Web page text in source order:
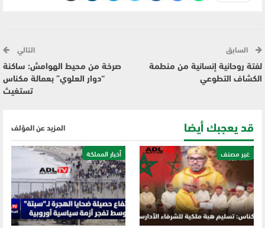
السابق
لفتة روحانية إنسانية من منطمة
الكشاف التطوعي
التالي
صرخة من محيط الهوامش: ساكنة
“دوار العلوي” بعمالة مكناس
تستغيث
قد يعجبك أيضا المزيد عن المؤلف
غير مصنف أخبار المملكة